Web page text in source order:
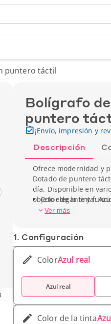
puntero táctil
Bolígrafo
puntero
¡Envío, impresión y
Descripción
Ofrece modernidad y
Dotado de puntero
día. Disponible en
objeto elegante y
Color de la tinta:
Ver más
1. Conf­iguración
ColorAzul real
Azul real
Color de la tinta